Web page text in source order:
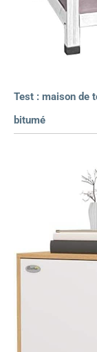
Test : maison de
bitumé